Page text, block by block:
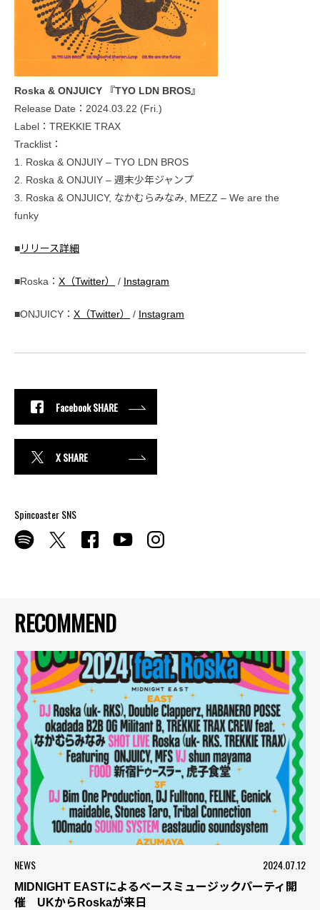
RECOMMEND
NEWS 2024.07.12
MIDNIGHT EASTによるべースミュージックパーティ開
催 UKからRoskaが来日
Roska & ONJUICY 『TYO LDN BROS』
Release Date：2024.03.22 (Fri.)
Label：TREKKIE TRAX
Tracklist：
1. Roska & ONJUIY – TYO LDN BROS
2. Roska & ONJUIY – 週末少年ジャンプ
3. Roska & ONJUICY, なかむらみなみ, MEZZ – We are the
funky
■リリース詳細
■Roska： X（Twitter） / Instagram
■ONJUICY： X（Twitter） / Instagram
Facebook SHARE
X SHARE
Spincoaster SNS